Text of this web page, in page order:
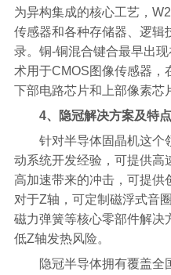
为异构集成的核心工艺，
传感器和各种存储器、逻辑
录。铜-铜混合键合最早出
术用于CMOS图像传感器，
下部电路芯片和上部像素芯
4、隐冠解决方案及特点
针对半导体固晶机这个
动系统开发经验，可提供高
高加速带来的冲击，可提供
对于Z轴，可定制磁浮式音
磁力弹簧等核心零部件解决
低Z轴发热风险。
隐冠半导体拥有覆盖全